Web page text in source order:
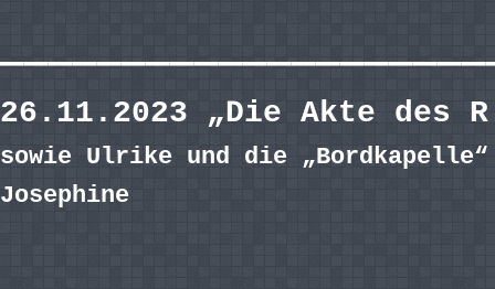
26.11.2023 „Die Akte des
sowie Ulrike und die
Josephine